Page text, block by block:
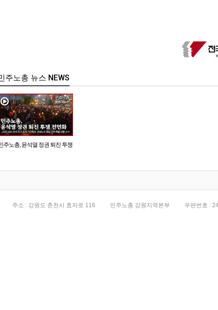
주노총 뉴스 NEWS
주노총, 윤석열 정권 퇴진 투쟁
주소 : 강원도 춘천시 효자로 116 민주노총 강원지역본부 우편번호 :